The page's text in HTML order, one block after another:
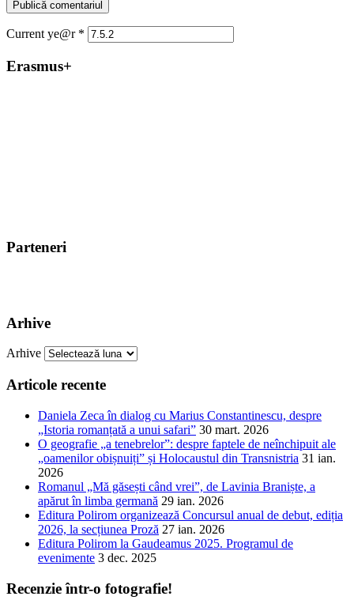
Current ye@r *
Erasmus+
Parteneri
Arhive
Arhive
Articole recente
Daniela Zeca în dialog cu Marius Constantinescu, despre
„Istoria romanțată a unui safari” 30 mart. 2026
O geografie „a tenebrelor”: despre faptele de neînchipuit ale
„oamenilor obișnuiți” și Holocaustul din Transnistria 31 ian.
2026
Romanul „Mă găsești când vrei”, de Lavinia Braniște, a
apărut în limba germană 29 ian. 2026
Editura Polirom organizează Concursul anual de debut, ediția
2026, la secțiunea Proză 27 ian. 2026
Editura Polirom la Gaudeamus 2025. Programul de
evenimente 3 dec. 2025
Recenzie într-o fotografie!